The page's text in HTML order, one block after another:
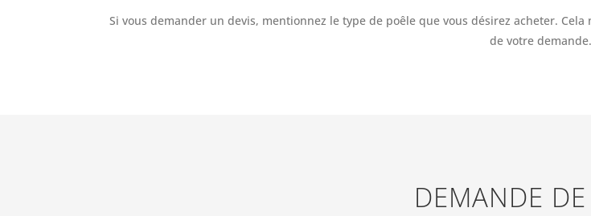
Si vous demander un devis, mentionnez le type de poêle que vous désirez acheter.
de votre demande.
DEMANDE